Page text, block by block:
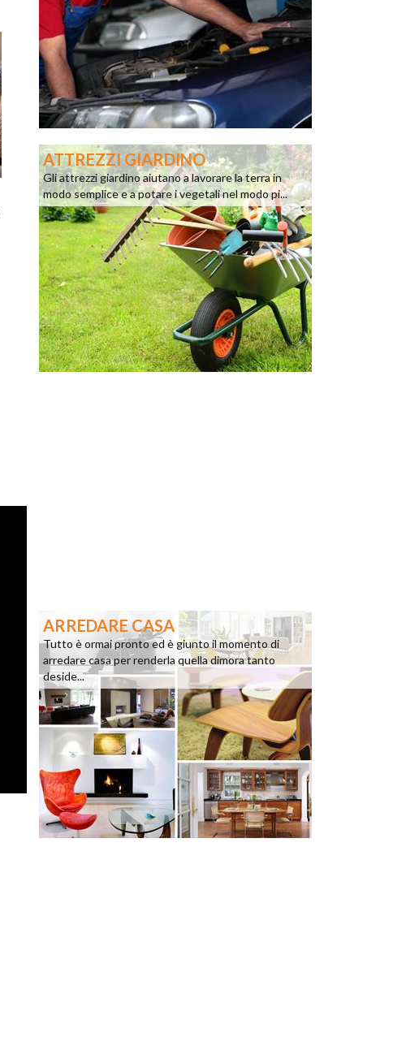
ATTREZZI GIARDINO
Gli attrezzi giardino aiutano a lavorare la terra in
modo semplice e a potare i vegetali nel modo pi...
ARREDARE CASA
Tutto è ormai pronto ed è giunto il momento di
arredare casa per renderla quella dimora tanto
deside...